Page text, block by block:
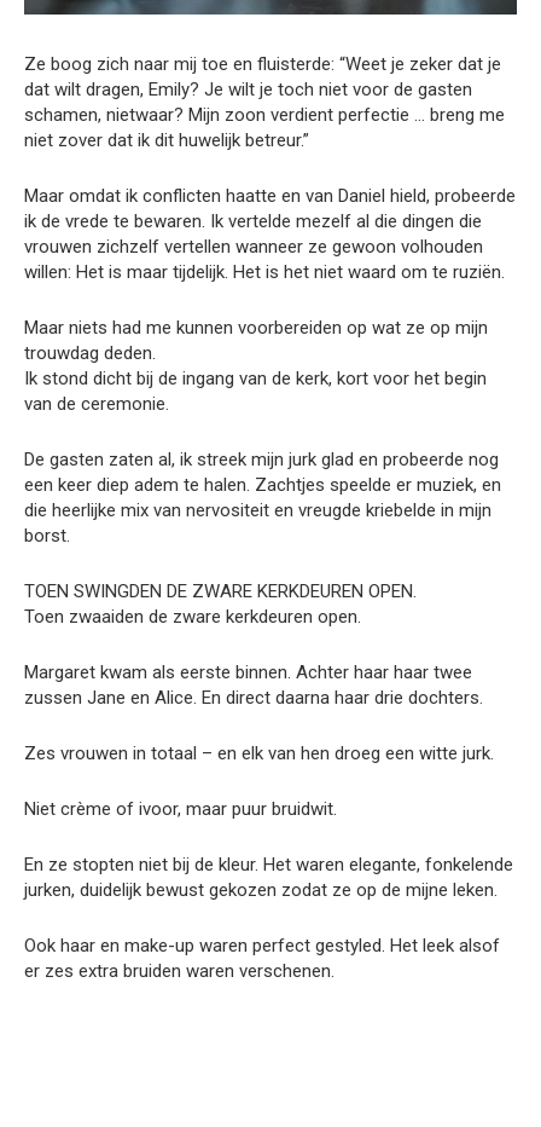
Ze boog zich naar mij toe en fluisterde: “Weet je zeker dat je
dat wilt dragen, Emily? Je wilt je toch niet voor de gasten
schamen, nietwaar? Mijn zoon verdient perfectie … breng me
niet zover dat ik dit huwelijk betreur.”
Maar omdat ik conflicten haatte en van Daniel hield, probeerde
ik de vrede te bewaren. Ik vertelde mezelf al die dingen die
vrouwen zichzelf vertellen wanneer ze gewoon volhouden
willen: Het is maar tijdelijk. Het is het niet waard om te ruziën.
Maar niets had me kunnen voorbereiden op wat ze op mijn
trouwdag deden.
Ik stond dicht bij de ingang van de kerk, kort voor het begin
van de ceremonie.
De gasten zaten al, ik streek mijn jurk glad en probeerde nog
een keer diep adem te halen. Zachtjes speelde er muziek, en
die heerlijke mix van nervositeit en vreugde kriebelde in mijn
borst.
TOEN SWINGDEN DE ZWARE KERKDEUREN OPEN.
Toen zwaaiden de zware kerkdeuren open.
Margaret kwam als eerste binnen. Achter haar haar twee
zussen Jane en Alice. En direct daarna haar drie dochters.
Zes vrouwen in totaal – en elk van hen droeg een witte jurk.
Niet crème of ivoor, maar puur bruidwit.
En ze stopten niet bij de kleur. Het waren elegante, fonkelende
jurken, duidelijk bewust gekozen zodat ze op de mijne leken.
Ook haar en make-up waren perfect gestyled. Het leek alsof
er zes extra bruiden waren verschenen.